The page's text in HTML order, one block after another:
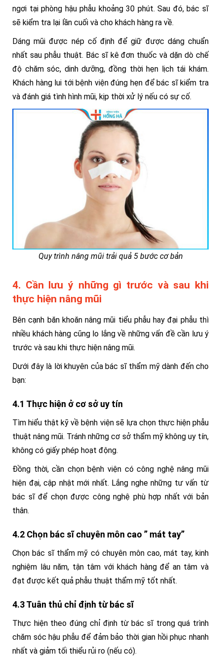
ngơi tại phòng hậu phẫu khoảng 30 phút. Sau đó, bác sĩ
sẽ kiểm tra lại lần cuối và cho khách hàng ra về.
Dáng mũi được nép cố định để giữ được dáng chuẩn
nhất sau phẫu thuật. Bác sĩ kê đơn thuốc và dặn dò chế
độ chăm sóc, dinh dưỡng, đồng thời hẹn lịch tái khám.
Khách hàng lui tới bệnh viện đúng hẹn để bác sĩ kiểm tra
và đánh giá tình hình mũi, kịp thời xử lý nếu có sự cố.
Quy trình nâng mũi trải quả 5 bước cơ bản
4. Cần lưu ý những gì trước và sau khi
thực hiện nâng mũi
Bên cạnh băn khoăn nâng mũi tiểu phẫu hay đại phẫu thì
nhiều khách hàng cũng lo lắng về những vấn đề cần lưu ý
trước và sau khi thực hiện nâng mũi.
Dưới đây là lời khuyên của bác sĩ thẩm mỹ dành đến cho
bạn:
4.1 Thực hiện ở cơ sở uy tín
Tìm hiểu thật kỹ về bệnh viện sẽ lựa chọn thực hiện phẫu
thuật nâng mũi. Tránh những cơ sở thẩm mỹ không uy tín,
không có giấy phép hoạt động.
Đồng thời, cần chọn bệnh viện có công nghệ nâng mũi
hiện đại, cập nhật mới nhất. Lắng nghe những tư vấn từ
bác sĩ để chọn được công nghệ phù hợp nhất với bản
thân.
4.2 Chọn bác sĩ chuyên môn cao ” mát tay”
Chọn bác sĩ thẩm mỹ có chuyên môn cao, mát tay, kinh
nghiệm lâu năm, tận tâm với khách hàng để an tâm và
đạt được kết quả phẫu thuật thẩm mỹ tốt nhất.
4.3 Tuân thủ chỉ định từ bác sĩ
Thực hiện theo đúng chỉ định từ bác sĩ trong quá trình
chăm sóc hậu phẫu để đảm bảo thời gian hồi phục nhanh
nhất và giảm tối thiểu rủi ro (nếu có).